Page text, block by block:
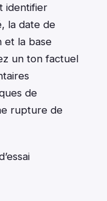
identifier
la date de
et la base
un ton factuel
de
rupture de